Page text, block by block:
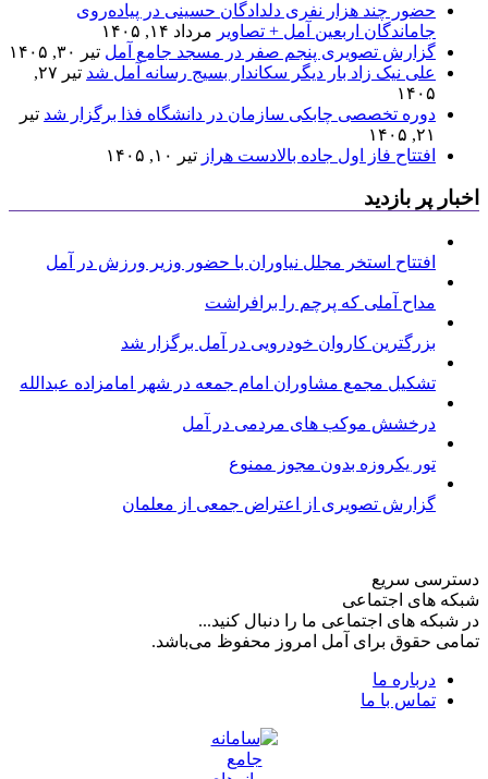
حضور چند هزار نفری دلدادگان حسینی در پیاده‌روی
جاماندگان اربعین آمل + تصاویر مرداد ۱۴, ۱۴۰۵
گزارش تصویری پنجم صفر در مسجد جامع آمل تیر ۳۰, ۱۴۰۵
علی نیک زاد بار دیگر سکاندار بسیج رسانه آمل شد
تیر ۲۷,
۱۴۰۵
دوره تخصصی چابکی سازمان در دانشگاه فذا برگزار شد تیر
۲۱, ۱۴۰۵
افتتاح فاز اول جاده بالادست هراز تیر ۱۰, ۱۴۰۵
اخبار پر بازدید
افتتاح استخر مجلل نیاوران با حضور وزیر ورزش در آمل
مداح آملی که پرچم را برافراشت
بزرگترین کاروان خودرویی در آمل برگزار شد
تشکیل مجمع مشاوران امام جمعه در شهر امامزاده عبدالله
درخشش موکب های مردمی در آمل
تور یکروزه بدون مجوز ممنوع
گزارش تصویری از اعتراض جمعی از معلمان
دسترسی سریع
شبکه های اجتماعی
در شبکه های اجتماعی ما را دنبال کنید...
تمامی حقوق برای آمل امروز محفوظ می‌باشد.
درباره ما
تماس با ما